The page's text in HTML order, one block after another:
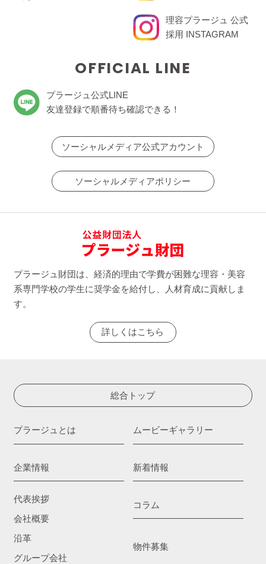
理容プラージュ 公式
採用 INSTAGRAM
OFFICIAL LINE
プラージュ公式LINE
友達登録で順番待ち確認できる！
ソーシャルメディア公式アカウント
ソーシャルメディアポリシー
プラージュ財団は、経済的理由で学費が困難な理容・美容
系専門学校の学生に奨学金を給付し、人材育成に貢献しま
す。
詳しくはこちら
総合トップ
プラージュとは
企業情報
代表挨拶
会社概要
沿革
グループ会社
ムービーギャラリー
新着情報
コラム
物件募集